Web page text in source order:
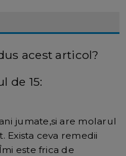
acest articol?
de 15:
jumate,si are molarul
Exista ceva remedii
este frica de